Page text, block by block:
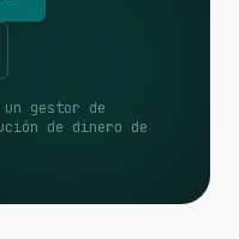
gestor de
de dinero de